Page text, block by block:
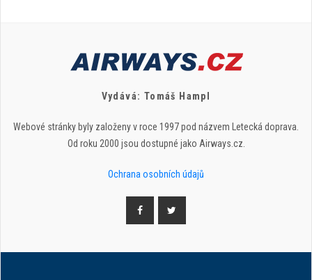
Vydává: Tomáš Hampl
Webové stránky byly založeny v roce 1997 pod názvem Letecká doprava.
Od roku 2000 jsou dostupné jako Airways.cz.
Ochrana osobních údajů